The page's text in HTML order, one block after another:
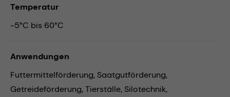
Temperatur
-5°C bis 60°C
Anwendungen
Futtermittelförderung, Saatgutförderung,
Getreideförderung,Tierställe, Silotechnik,